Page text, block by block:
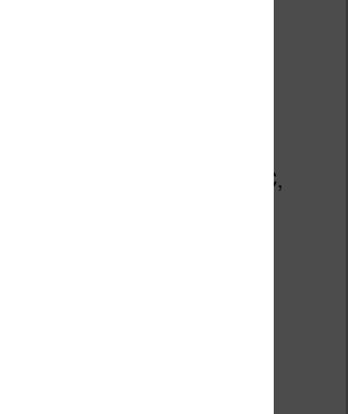
ceux qui ne sont pas
FNAC propose une offre
d’obtenir la carte
les 60 ans de la FNAC,
aussi bénéficier de
les autres rayons du